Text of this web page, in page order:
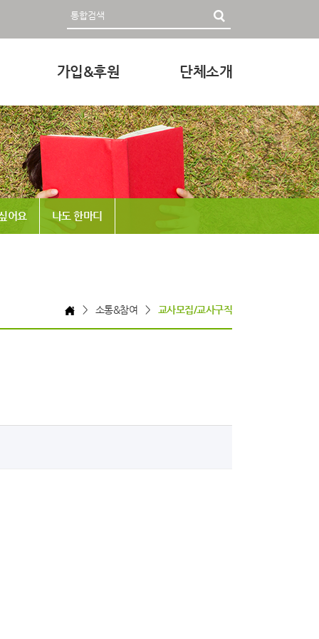
료
가입&후원
회원가입 및 후원안내
단체소개
인사말
미션과 비전
조직
정관 & 재정
어요 나도 한마디
> 소통&참여 > 교사모집/교사구직